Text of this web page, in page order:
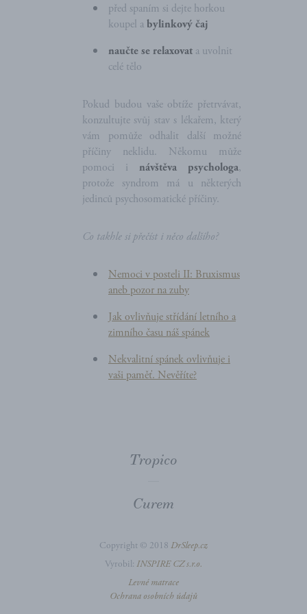
před spaním si dejte horkou
koupel abylinkový čaj
naučte se relaxovat a uvolnit
celé tělo
Pokud budou vaše obtíže přetrvávat,
konzultujte svůj stav s lékařem, který
vám pomůže odhalit další možné
příčiny neklidu. Někomu může
pomoci i návštěva psychologa,
protože syndrom má u některých
jedinců psychosomatické příčiny.
Co takhle si přečíst i něco dalšího?
Nemoci v posteli II: Bruxismus
aneb pozor na zuby
Jak ovlivňuje střídání letního a
zimního času náš spánek
Nekvalitní spánek ovlivňuje i
vaši paměť. Nevěříte?
Tropico
Curem
Copyright © 2018 DrSleep.cz
Vyrobil: INSPIRE CZ s.r.o.
Levné matrace
Ochrana osobních údajů